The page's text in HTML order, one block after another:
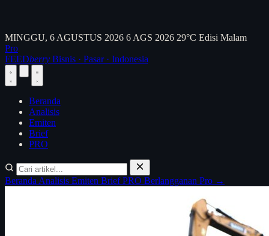
MINGGU, 6 AGUSTUS 2026 6 AGS 2026 29°C Edisi Malam
Pro
FEEDberry Bisnis · Pasar · Indonesia
Beranda
Analisis
Emiten
Brief
PRO
Beranda Analisis Emiten BriefPRO Berlangganan Pro →